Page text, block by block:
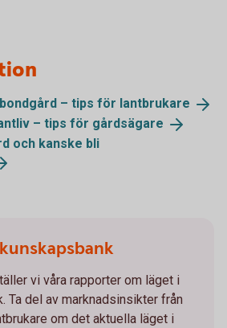
– tips för lantbrukare
– tips för gårdsägare
och kanske bli
vi våra rapporter om läget i
Ta del av marknadsinsikter från
om det aktuella läget i